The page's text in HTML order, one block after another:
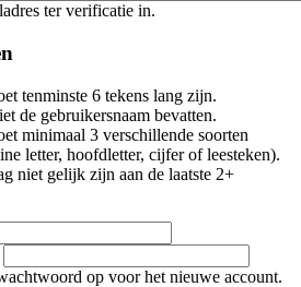
ter verificatie in.
tenminste 6 tekens lang zijn.
de gebruikersnaam bevatten.
minimaal 3 verschillende soorten
letter, hoofdletter, cijfer of leesteken).
niet gelijk zijn aan de laatste 2+
op voor het nieuwe account.